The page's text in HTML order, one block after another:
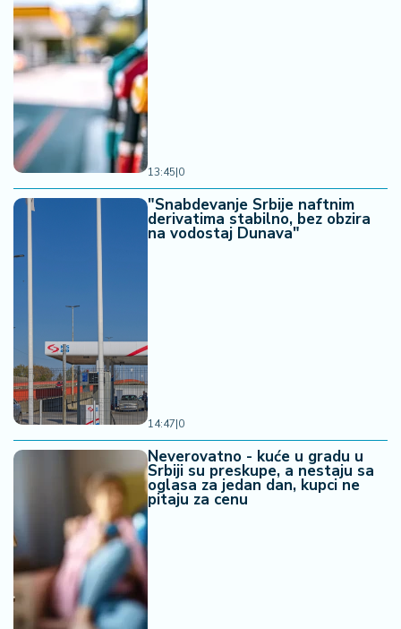
13:45|0
"Snabdevanje Srbije naftnim
derivatima stabilno, bez obzira
na vodostaj Dunava"
14:47|0
Neverovatno - kuće u gradu u
Srbiji su preskupe, a nestaju sa
oglasa za jedan dan, kupci ne
pitaju za cenu